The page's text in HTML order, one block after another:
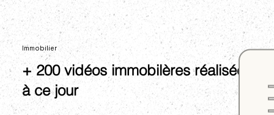
+ 200 vidéos immobilères réalisées
à ce jour
Immobilier